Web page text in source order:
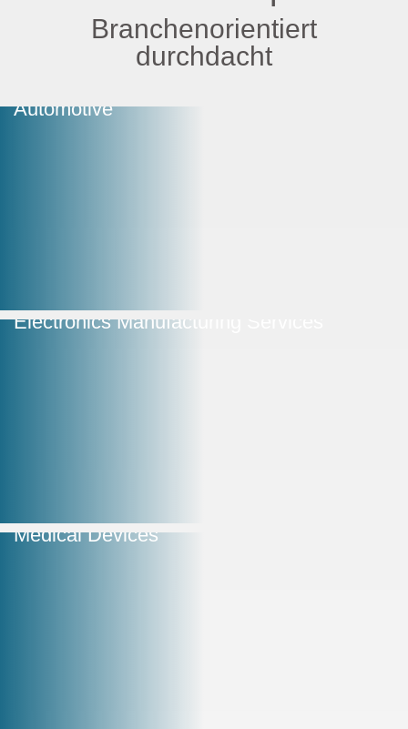
Branchenorientiert
durchdacht
Automotive
Electronics Manufacturing Services
Medical Devices